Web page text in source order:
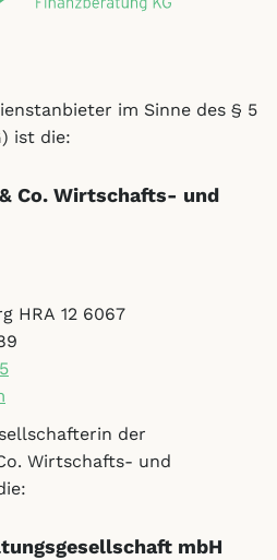
im Sinne des § 5
ist die:
Co. Wirtschafts- und
HRA 12 6067
der
Wirtschafts- und
mbH